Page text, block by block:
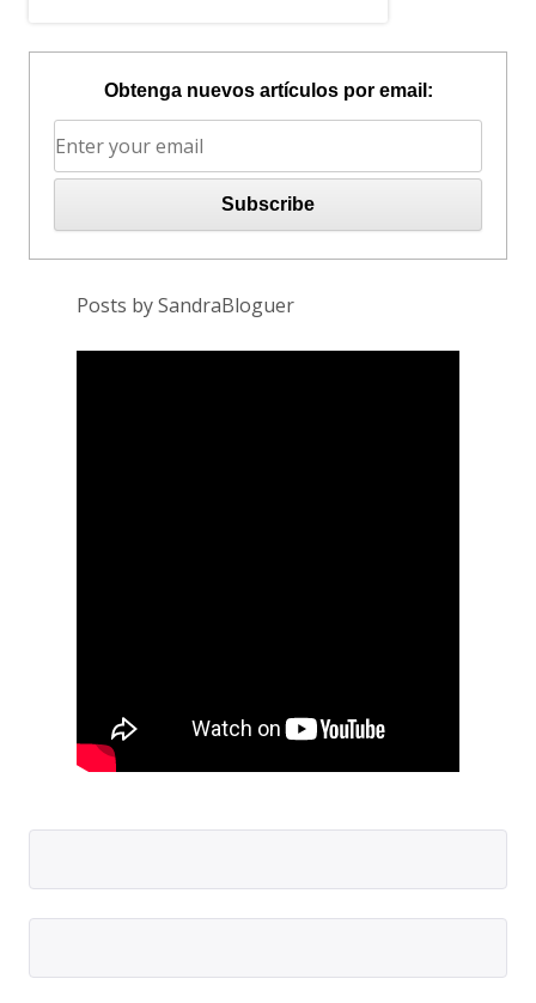
Obtenga nuevos artículos por email:
Posts by SandraBloguer